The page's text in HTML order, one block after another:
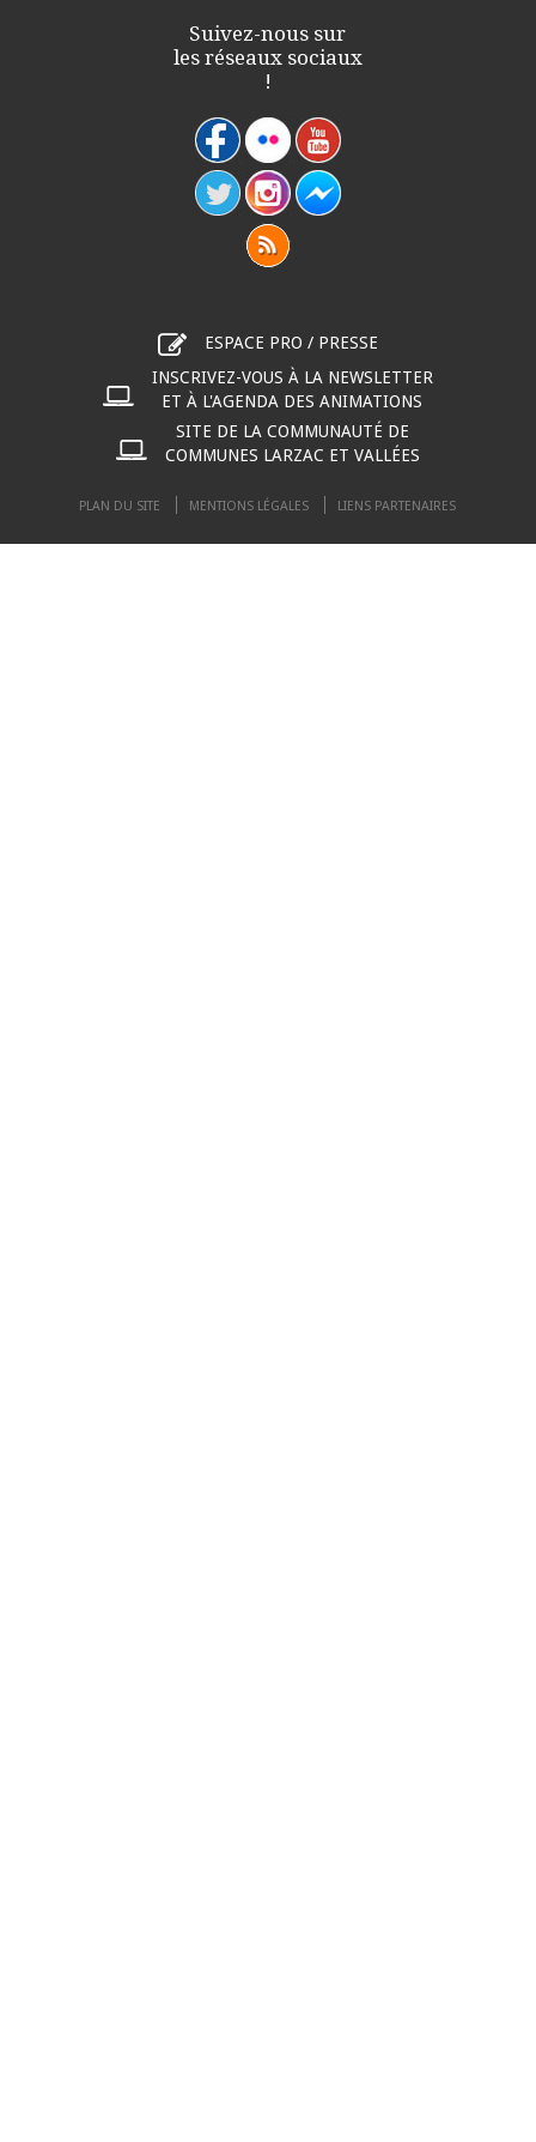
Suivez-nous sur
les réseaux sociaux
!
ESPACE PRO / PRESSE
INSCRIVEZ-VOUS À LA NEWSLETTER
ET À L'AGENDA DES ANIMATIONS
SITE DE LA COMMUNAUTÉ DE
COMMUNES LARZAC ET VALLÉES
PLAN DU SITE MENTIONS LÉGALES LIENS PARTENAIRES